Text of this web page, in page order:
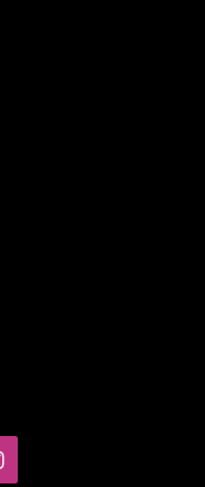
Instagram